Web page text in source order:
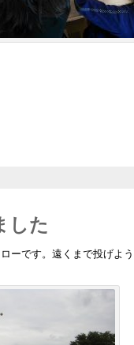
した
です。遠くまで投げよ